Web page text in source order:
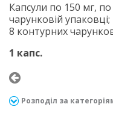
Капсули по 150 мг,
чарунковій
8 контурних
1 капс.
Розподіл за